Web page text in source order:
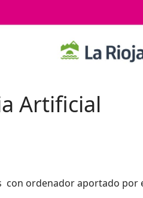
Artificial
con ordenador aportado